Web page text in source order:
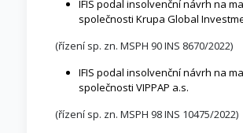
IFIS podal insolvenční návrh na
společnosti Krupa Global
(řízení sp. zn. MSPH 90 INS 8670/2022)
IFIS podal insolvenční návrh na
společnosti VIPPAP a.s.
(řízení sp. zn. MSPH 98 INS 10475/2022)